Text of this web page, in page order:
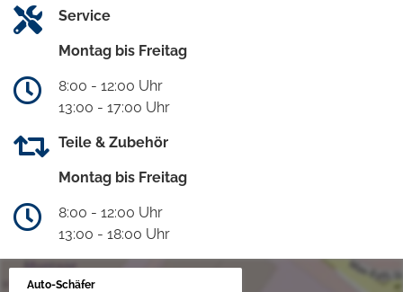
Service
Montag bis Freitag
8:00 - 12:00 Uhr
13:00 - 17:00 Uhr
Teile & Zubehör
Montag bis Freitag
8:00 - 12:00 Uhr
13:00 - 18:00 Uhr
Auto-Schäfer